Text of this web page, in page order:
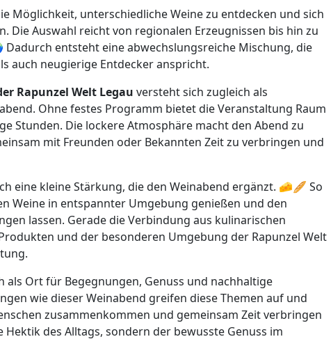
Möglichkeit, unterschiedliche Weine zu entdecken und sich
Die Auswahl reicht von regionalen Erzeugnissen bis hin zu
entsteht eine abwechslungsreiche Mischung, die
auch neugierige Entdecker anspricht.
Rapunzel Welt Legau versteht sich zugleich als
Ohne festes Programm bietet die Veranstaltung Raum
Stunden. Die lockere Atmosphäre macht den Abend zu
mit Freunden oder Bekannten Zeit zu verbringen und
eine kleine Stärkung, die den Weinabend ergänzt. 🧀🥖 So
Weine in entspannter Umgebung genießen und den
lassen. Gerade die Verbindung aus kulinarischen
und der besonderen Umgebung der Rapunzel Welt
als Ort für Begegnungen, Genuss und nachhaltige
wie dieser Weinabend greifen diese Themen auf und
zusammenkommen und gemeinsam Zeit verbringen
des Alltags, sondern der bewusste Genuss im